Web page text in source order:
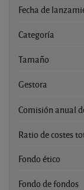
Fecha de
Categoría
Tamaño
Gestora
Comisión anual
Ratio de costes
Fondo ético
Fondo de fondos